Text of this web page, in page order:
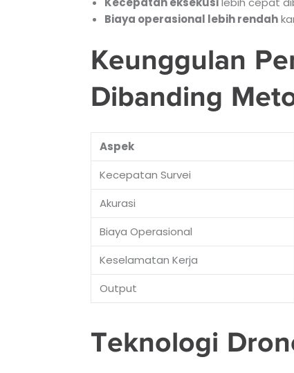
Biaya operasional lebih rendah
Keunggulan
Dibanding
Aspek
Kecepatan Survei
Akurasi
Biaya Operasional
Keselamatan Kerja
Output
Teknologi